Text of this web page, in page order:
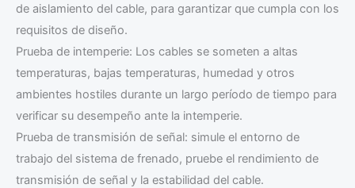
de aislamiento del cable, para garantizar que cumpla con los
requisitos de diseño.
Prueba de intemperie: Los cables se someten a altas
temperaturas, bajas temperaturas, humedad y otros
ambientes hostiles durante un largo período de tiempo para
verificar su desempeño ante la intemperie.
Prueba de transmisión de señal: simule el entorno de
trabajo del sistema de frenado, pruebe el rendimiento de
transmisión de señal y la estabilidad del cable.